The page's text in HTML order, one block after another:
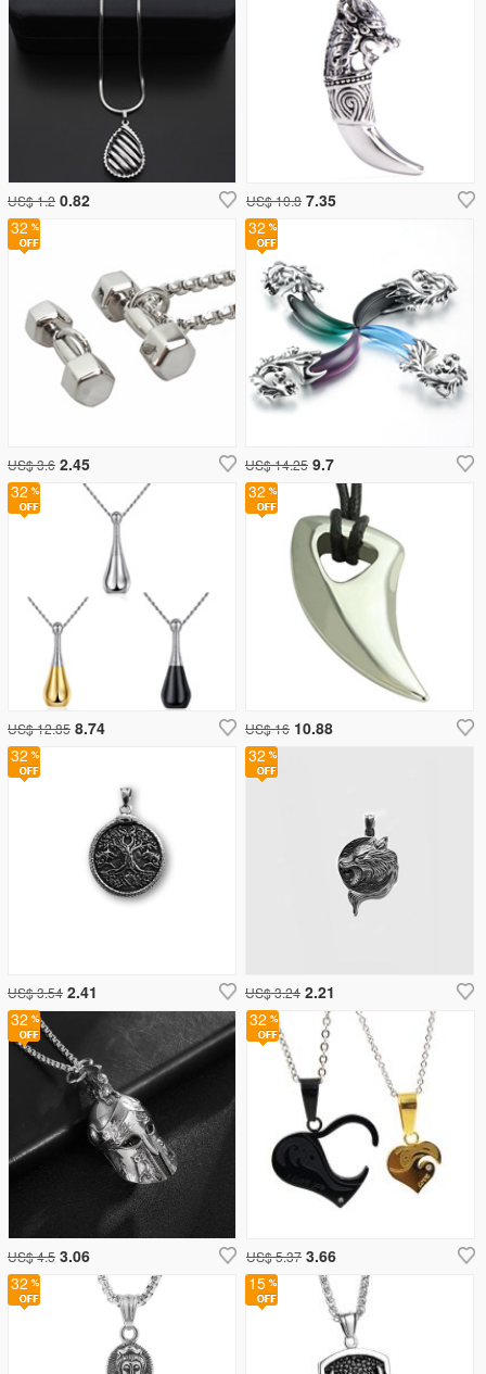
US$ 1.2 0.82
32
US$ 3.6 2.45
US$ 10.8 7.35
32
US$ 14.25 9.7
32
US$ 12.85 8.74
32
US$ 16 10.88
32
US$ 3.24 2.21
32
US$ 3.54 2.41
32
US$ 4.5 3.06
32
32
US$ 5.37 3.66
15